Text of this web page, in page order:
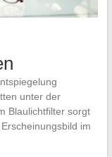
unter der
Blaulichtfilter sorgt
im